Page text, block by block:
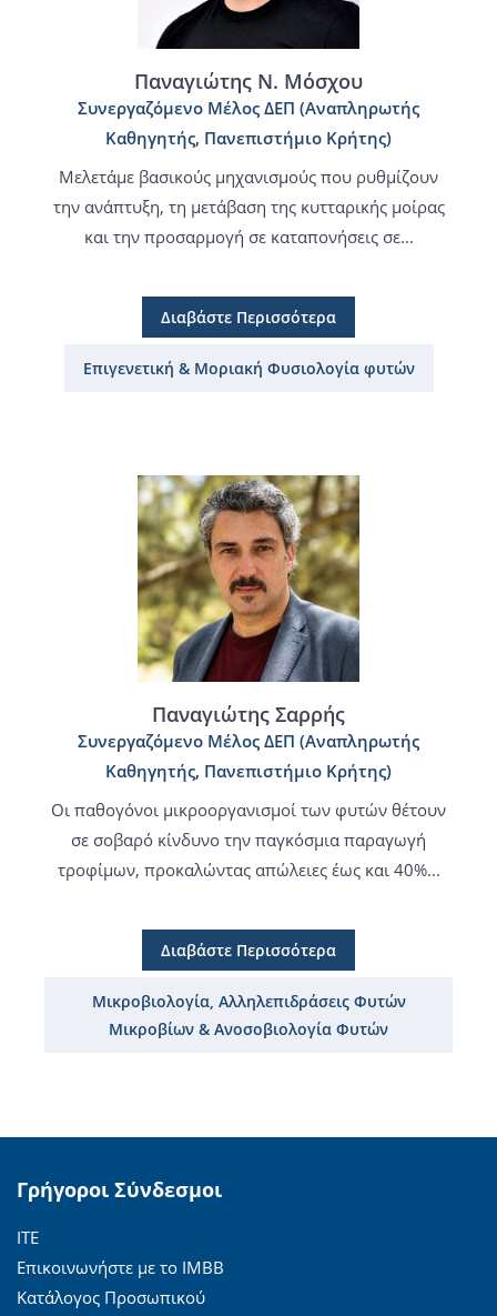
Παναγιώτης Ν. Μόσχου
Συνεργαζόμενο Μέλος ΔΕΠ (Αναπληρωτής
Καθηγητής, Πανεπιστήμιο Κρήτης)
Μελετάμε βασικούς μηχανισμούς που ρυθμίζουν
την ανάπτυξη, τη μετάβαση της κυτταρικής μοίρας
και την προσαρμογή σε καταπονήσεις σε...
Διαβάστε Περισσότερα
Επιγενετική & Μοριακή Φυσιολογία φυτών
Παναγιώτης Σαρρής
Συνεργαζόμενο Μέλος ΔΕΠ (Αναπληρωτής
Καθηγητής, Πανεπιστήμιο Κρήτης)
Οι παθογόνοι μικροοργανισμοί των φυτών θέτουν
σε σοβαρό κίνδυνο την παγκόσμια παραγωγή
τροφίμων, προκαλώντας απώλειες έως και 40%...
Διαβάστε Περισσότερα
Μικροβιολογία, Αλληλεπιδράσεις Φυτών
Μικροβίων & Ανοσοβιολογία Φυτών
Γρήγοροι Σύνδεσμοι
ΙΤΕ
Επικοινωνήστε με το ΙΜΒΒ
Κατάλογος Προσωπικού